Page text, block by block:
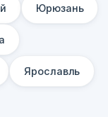
Юрюзань
Ярославль